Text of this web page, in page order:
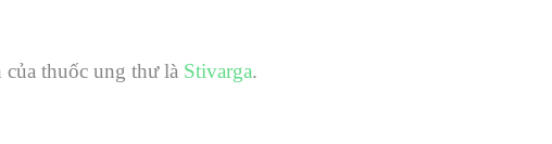
của thuốc ung thư là Stivarga.